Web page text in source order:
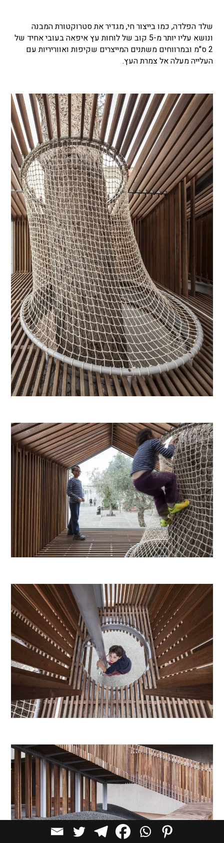
שלד הפלדה, כמו בייצור חי, מגדיר את סטרוקטורת המבנה
ונושא עליו יותר מ-5 קוב של לוחות עץ איפאה בעובי אחיד של
2 ס"מ ובמרווחים משתנים המייצרים שקיפות ואווריריות עם
העלייה מעלה אל צמרת העץ.